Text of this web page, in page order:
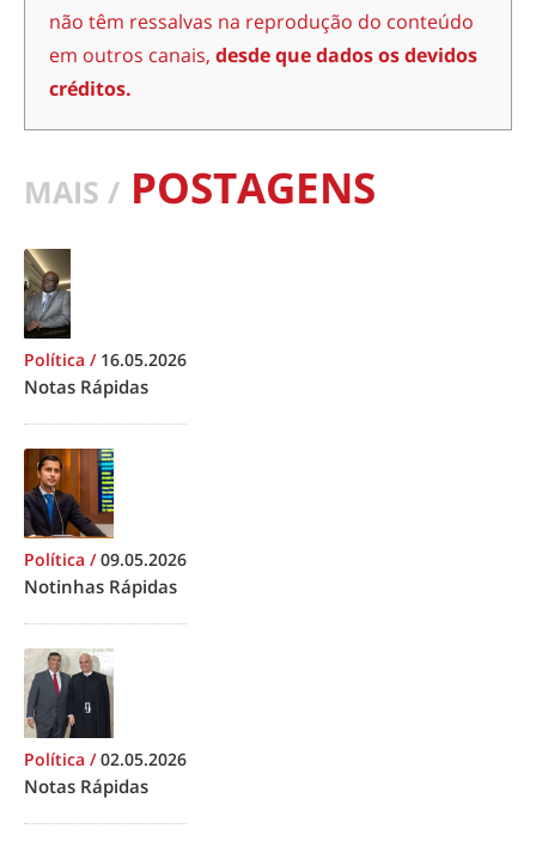
não têm ressalvas na reprodução do conteúdo
em outros canais, desde que dados os devidos
créditos.
MAIS / POSTAGENS
Política / 16.05.2026
Notas Rápidas
Política /09.05.2026
Notinhas Rápidas
Política /02.05.2026
Notas Rápidas